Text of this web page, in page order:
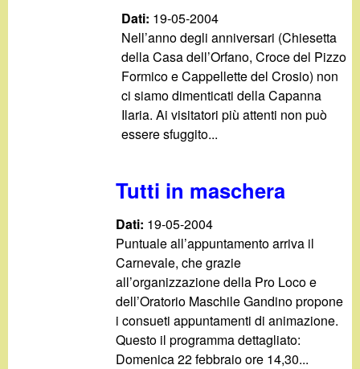
Dati: 19-05-2004
Nell’anno degli anniversari (Chiesetta
della Casa dell’Orfano, Croce del Pizzo
Formico e Cappellette del Crosio) non
ci siamo dimenticati della Capanna
Ilaria. Ai visitatori più attenti non può
essere sfuggito...
Tutti in maschera
Dati: 19-05-2004
Puntuale all’appuntamento arriva il
Carnevale, che grazie
all’organizzazione della Pro Loco e
dell’Oratorio Maschile Gandino propone
i consueti appuntamenti di animazione.
Questo il programma dettagliato:
Domenica 22 febbraio ore 14,30...